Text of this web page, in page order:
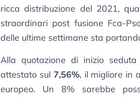
ricca distribuzione del 2021,
straordinari post fusione Fca-
delle ultime settimane sta
Alla quotazione di inizio
attestato sul 7,56%, il migliore in
europeo. Un 8% sarebbe